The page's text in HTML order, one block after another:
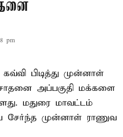
pm
பிடித்து முன்னாள்
அப்பகுதி மக்களை
மதுரை மாவட்டம்
சேர்ந்த முன்னாள் ராணுவ